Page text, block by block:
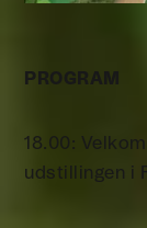
PROGRAM
18.00:
udstillingen i